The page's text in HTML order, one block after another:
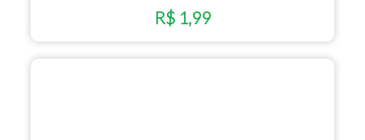
R$ 1,99